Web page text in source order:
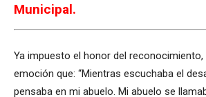
Municipal.
Ya impuesto el honor del
emoción que: “Mientras escuchaba el
pensaba en mi abuelo. Mi abuelo se